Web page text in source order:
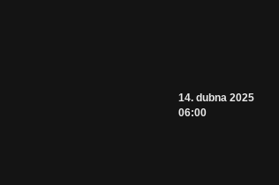
14. dubna 2025
06:00